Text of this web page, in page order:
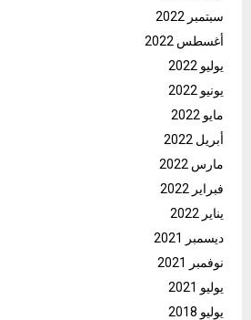
سبتمبر 2022
أغسطس 2022
يوليو 2022
يونيو 2022
مايو 2022
أبريل 2022
مارس 2022
فبراير 2022
يناير 2022
ديسمبر 2021
نوفمبر 2021
يوليو 2021
يوليو 2018